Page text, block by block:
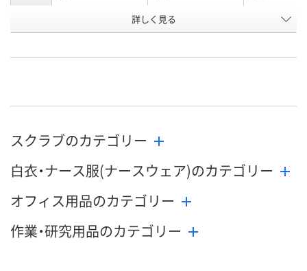
ダークネイビー ネイビー
号
お届け日 8月24日（月）まで 8月25日（火）
数量
カゴへ
した
カ
詳しく見る
スクラブのカテゴリー
白衣・ナース服(ナースウェア)のカテゴリー
オフィス用品のカテゴリー
作業・研究用品のカテゴリー